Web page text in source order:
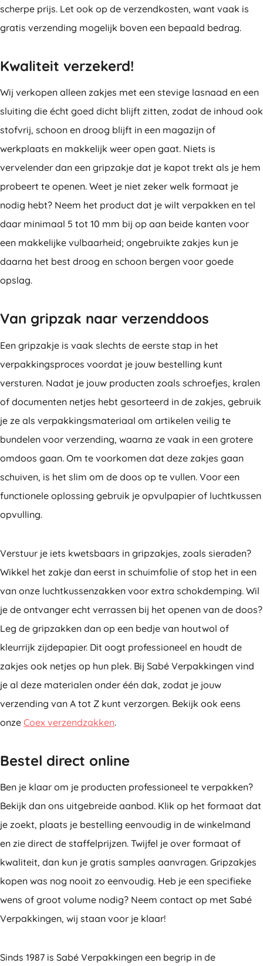
scherpe prijs. Let ook op de verzendkosten, want vaak is
gratis verzending mogelijk boven een bepaald bedrag.
Kwaliteit verzekerd!
Wij verkopen alleen zakjes met een stevige lasnaad en een
sluiting die écht goed dicht blijft zitten, zodat de inhoud ook
stofvrij, schoon en droog blijft in een magazijn of
werkplaats en makkelijk weer open gaat. Niets is
vervelender dan een gripzakje dat je kapot trekt als je hem
probeert te openen. Weet je niet zeker welk formaat je
nodig hebt? Neem het product dat je wilt verpakken en tel
daar minimaal 5 tot 10 mm bij op aan beide kanten voor
een makkelijke vulbaarheid; ongebruikte zakjes kun je
daarna het best droog en schoon bergen voor goede
opslag.
Van gripzak naar verzenddoos
Een gripzakje is vaak slechts de eerste stap in het
verpakkingsproces voordat je jouw bestelling kunt
versturen. Nadat je jouw producten zoals schroefjes, kralen
of documenten netjes hebt gesorteerd in de zakjes, gebruik
je ze als verpakkingsmateriaal om artikelen veilig te
bundelen voor verzending, waarna ze vaak in een grotere
omdoos gaan. Om te voorkomen dat deze zakjes gaan
schuiven, is het slim om de doos op te vullen. Voor een
functionele oplossing gebruik je opvulpapier of luchtkussen
opvulling.
Verstuur je iets kwetsbaars in gripzakjes, zoals sieraden?
Wikkel het zakje dan eerst in schuimfolie of stop het in een
van onze luchtkussenzakken voor extra schokdemping. Wil
je de ontvanger echt verrassen bij het openen van de doos?
Leg de gripzakken dan op een bedje van houtwol of
kleurrijk zijdepapier. Dit oogt professioneel en houdt de
zakjes ook netjes op hun plek. Bij Sabé Verpakkingen vind
je al deze materialen onder één dak, zodat je jouw
verzending van A tot Z kunt verzorgen. Bekijk ook eens
onze Coex verzendzakken.
Bestel direct online
Ben je klaar om je producten professioneel te verpakken?
Bekijk dan ons uitgebreide aanbod. Klik op het formaat dat
je zoekt, plaats je bestelling eenvoudig in de winkelmand
en zie direct de staffelprijzen. Twijfel je over formaat of
kwaliteit, dan kun je gratis samples aanvragen. Gripzakjes
kopen was nog nooit zo eenvoudig. Heb je een specifieke
wens of groot volume nodig? Neem contact op met Sabé
Verpakkingen, wij staan voor je klaar!
Sinds 1987 is Sabé Verpakkingen een begrip in de